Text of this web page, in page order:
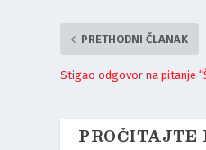
PRETHODNI ČLANAK
Stigao odgovor na pitanje
PROČITAJTE